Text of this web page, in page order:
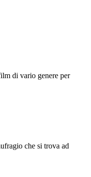
di vario genere per
che si trova ad